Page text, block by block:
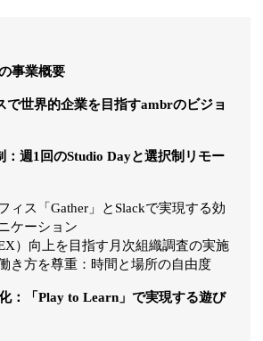
事業概要
で世界的企業を目指すambrのビジョ
：週1回のStudio Dayと選択制リモー
ィス「Gather」とSlackで実現する効
ケーション
）向上を目指す月次組織調査の実施
き方を尊重：時間と場所の自由度
：「Play to Learn」で実現する遊び